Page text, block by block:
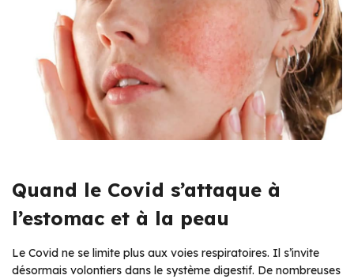
Quand le Covid s’attaque à
l’estomac et à la peau
Le Covid ne se limite plus aux voies respiratoires. Il s’invite
désormais volontiers dans le système digestif. De nombreuses